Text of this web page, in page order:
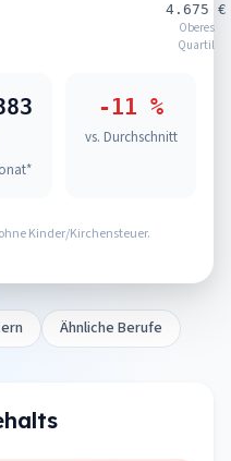
4.675 €
Oberes
Quartil
-11 %
vs. Durchschnitt
Kinder/Kirchensteuer.
Ähnliche Berufe